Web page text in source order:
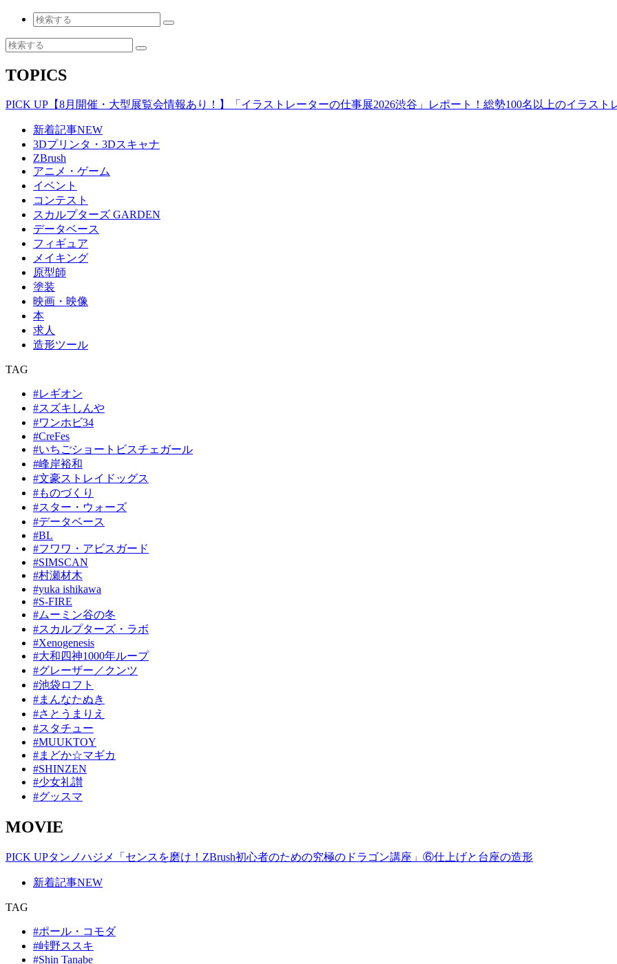
TOPICS
PICK UP 【8月開催・大型展覧会情報あり！】「イラストレーターの仕事展2026渋谷」レポート！総勢100名以上のイラスト
新着記事NEW
3Dプリンタ・3Dスキャナ
ZBrush
アニメ・ゲーム
イベント
コンテスト
スカルプターズ GARDEN
データベース
フィギュア
メイキング
原型師
塗装
映画・映像
本
求人
造形ツール
TAG
#レギオン
#スズキしんや
#ワンホビ34
#CreFes
#いちごショートビスチェガール
#峰岸裕和
#文豪ストレイドッグス
#ものづくり
#スター・ウォーズ
#データベース
#BL
#フワワ・アビスガード
#SIMSCAN
#村瀬材木
#yuka ishikawa
#S-FIRE
#ムーミン谷の冬
#スカルプターズ・ラボ
#Xenogenesis
#大和四神1000年ループ
#グレーザー／クンツ
#池袋ロフト
#まんなたぬき
#さとうまりえ
#スタチュー
#MUUKTOY
#まどか☆マギカ
#SHINZEN
#少女礼讃
#グッスマ
MOVIE
PICK UPタンノハジメ「センスを磨け！ZBrush初心者のための究極のドラゴン講座」⑥仕上げと台座の造形
新着記事NEW
TAG
#ポール・コモダ
#峠野ススキ
#Shin Tanabe